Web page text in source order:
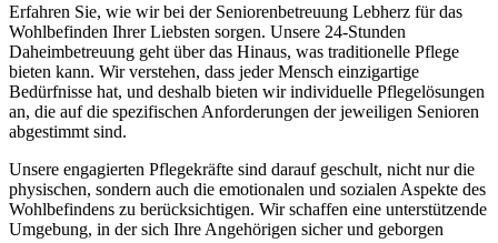
Erfahren Sie, wie wir bei der Seniorenbetreuung Lebherz für das
Wohlbefinden Ihrer Liebsten sorgen. Unsere 24-Stunden
Daheimbetreuung geht über das Hinaus, was traditionelle Pflege
bieten kann. Wir verstehen, dass jeder Mensch einzigartige
Bedürfnisse hat, und deshalb bieten wir individuelle Pflegelösungen
an, die auf die spezifischen Anforderungen der jeweiligen Senioren
abgestimmt sind.
Unsere engagierten Pflegekräfte sind darauf geschult, nicht nur die
physischen, sondern auch die emotionalen und sozialen Aspekte des
Wohlbefindens zu berücksichtigen. Wir schaffen eine unterstützende
Umgebung, in der sich Ihre Angehörigen sicher und geborgen